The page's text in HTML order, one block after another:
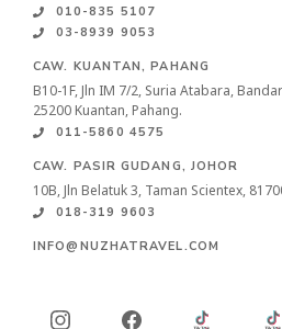
010-835 5107
03-8939 9053
CAW. KUANTAN, PAHANG
B10-1F, Jln IM 7/2, Suria Atabara,
25200 Kuantan, Pahang.
011-5860 4575
CAW. PASIR GUDANG, JOHOR
10B, Jln Belatuk 3, Taman Scientex,
018-319 9603
INFO@NUZHATRAVEL.COM